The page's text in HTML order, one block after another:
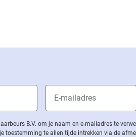
B.V. om je naam en e-mailadres te
toestemming te allen tijde intrekken via de